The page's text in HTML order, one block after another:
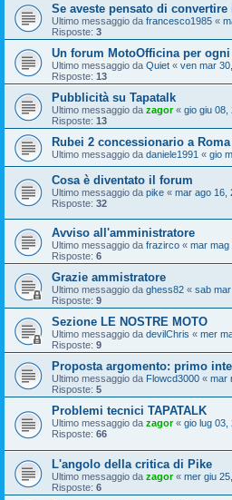
Se aveste pensato di
Ultimo messaggio da francesco1985 «
Risposte: 3
Un forum MotoOfficina per
Ultimo messaggio da Quiet « ven mar
Risposte: 13
Pubblicità su Tapatalk
Ultimo messaggio da zagor« gio giu 08,
Risposte: 13
Rubei 2 concessionario a Roma
Ultimo messaggio da daniele1991 « gio
Cosa è diventato il forum
Ultimo messaggio da pike « mar ago 16,
Risposte: 32
Avviso all'amministratore
Ultimo messaggio da frazirco « mar mag
Risposte: 6
Grazie ammistratore
Ultimo messaggio da ghess82 « sab
Risposte: 9
Sezione LE NOSTRE MOTO
Ultimo messaggio da devilChris « mer
Risposte: 9
Proposta argomento: primo
Ultimo messaggio da Flowcd3000 « mar
Risposte: 5
Problemi tecnici TAPATALK
Ultimo messaggio da zagor« gio lug 03,
Risposte: 66
L'angolo della critica di Pike
Ultimo messaggio da zagor« mer giu
Risposte: 6